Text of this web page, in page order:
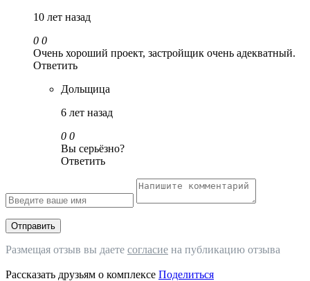
10 лет назад
0 0
Очень хороший проект, застройщик очень адекватный.
Ответить
Дольщица
6 лет назад
0 0
Вы серьёзно?
Ответить
Отправить
Размещая отзыв вы даете согласие на публикацию отзыва
Рассказать друзьям о комплексе Поделиться